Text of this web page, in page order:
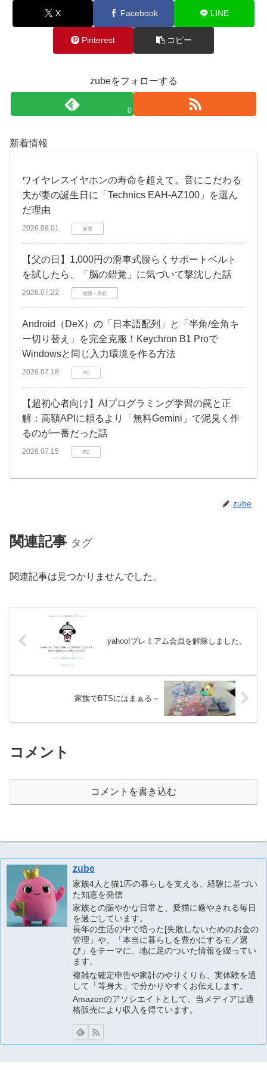
X Facebook LINE
Pinterest コピー
zubeをフォローする
0
新着情報
​ワイヤレスイヤホンの寿命を超えて。音にこだわる
夫が妻の誕生日に「Technics EAH-AZ100」を選ん
だ理由
2026.08.01 家電
​【父の日】1,000円の滑車式腰らくサポートベルト
を試したら、「脳の錯覚」に気づいて撃沈した話
2026.07.22 健康・美容
Android（DeX）の「日本語配列」と「半角/全角キ
ー切り替え」を完全克服！Keychron B1 Proで
Windowsと同じ入力環境を作る方法
2026.07.18 PC
【超初心者向け】AIプログラミング学習の罠と正
解：高額APIに頼るより「無料Gemini」で泥臭く作
るのが一番だった話
2026.07.15 PC
zube
関連記事 タグ
関連記事は見つかりませんでした。
yahoo!プレミアム会員を解除しました。
家族でBTSにはまぁる～
コメント
コメントを書き込む
zube
家族4人と猫1匹の暮らしを支える、経験に基づい
た知恵を発信
家族との賑やかな日常と、愛猫に癒やされる毎日
を過ごしています。
長年の生活の中で培った[失敗しないためのお金の
管理」や、「本当に暮らしを豊かにするモノ選
び」をテーマに、地に足のついた情報を綴ってい
ます。
複雑な確定申告や家計のやりくりも、実体験を通
して「等身大」で分かりやすくお伝えします。
Amazonのアソシエイトとして、当メディアは適
格販売により収入を得ています。